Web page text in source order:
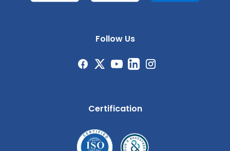
Follow Us
Certification